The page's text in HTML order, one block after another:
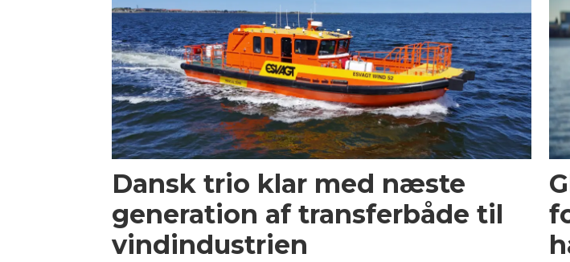
Dansk trio klar med næste
generation af transferbåde til
vindindustrien